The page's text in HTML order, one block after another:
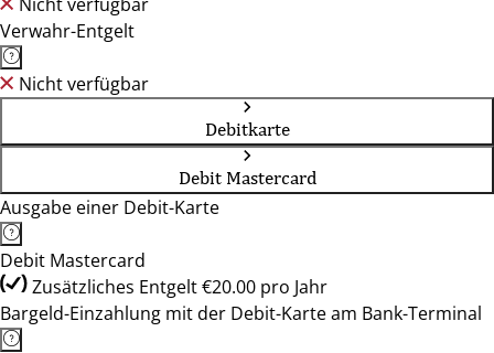
Verwahr-Entgelt
Nicht verfügbar
Debitkarte
Debit Mastercard
Ausgabe einer Debit-Karte
Debit Mastercard
Zusätzliches Entgelt €20.00 pro Jahr
Bargeld-Einzahlung mit der Debit-Karte am Bank-Terminal